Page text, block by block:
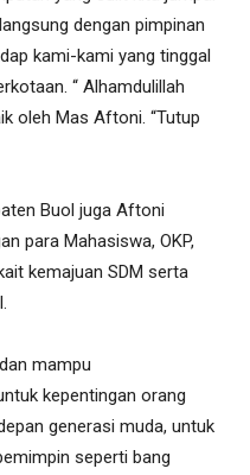
dengan pimpinan
kami-kami yang tinggal
“ Alhamdulillah
oleh Mas Aftoni. “Tutup
Buol juga Aftoni
para Mahasiswa, OKP,
kemajuan SDM serta
mampu
kepentingan orang
generasi muda, untuk
seperti bang